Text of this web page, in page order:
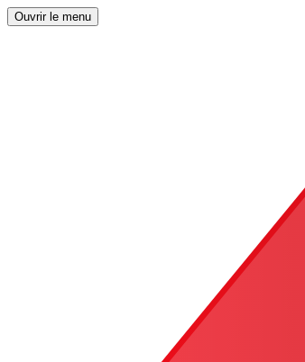
Ouvrir le menu